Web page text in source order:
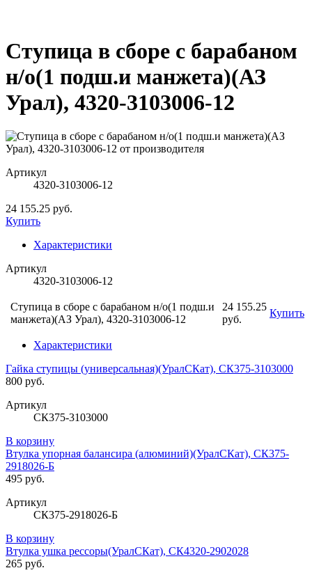
Ступица в сборе с барабаном
н/о(1 подш.и манжета)(АЗ
Урал), 4320-3103006-12
Артикул
4320-3103006-12
24 155.25 руб.
Купить
Характеристики
Артикул
4320-3103006-12
Ступица в сборе с барабаном н/о(1 подш.и
манжета)(АЗ Урал), 4320-3103006-12
24 155.25
руб.
Купить
Характеристики
Гайка ступицы (универсальная)(УралСКат), СК375-3103000
800 руб.
Артикул
СК375-3103000
В корзину
Втулка упорная балансира (алюминий)(УралСКат), СК375-
2918026-Б
495 руб.
Артикул
СК375-2918026-Б
В корзину
Втулка ушка рессоры(УралСКат), СК4320-2902028
265 руб.